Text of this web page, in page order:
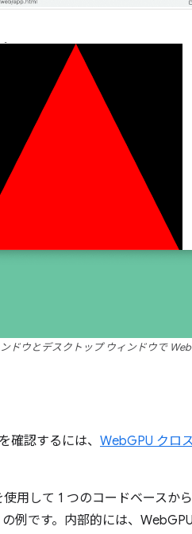
ドウとデスクトップ ウィンドウで
確認するには、 WebGPU クロ
使用して 1 つのコードベースか
例です。内部的には、